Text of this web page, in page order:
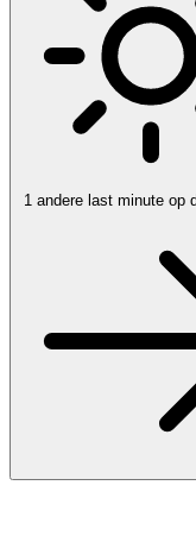
1 andere last minute op